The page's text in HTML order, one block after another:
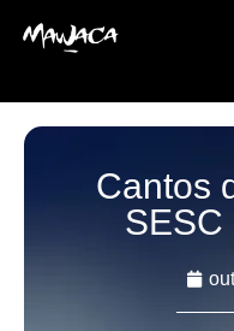
Cantos
SESC